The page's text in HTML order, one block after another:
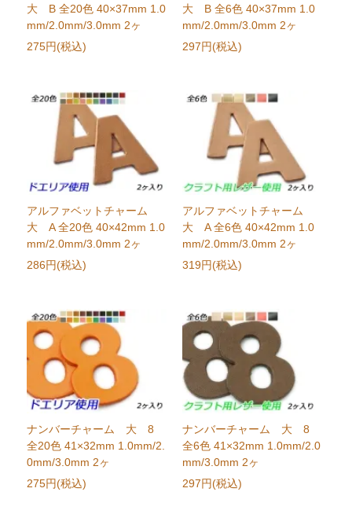
大 B 全20色 40×37mm 1.0
mm/2.0mm/3.0mm 2ヶ
275円(税込)
大 B 全6色 40×37mm 1.0
mm/2.0mm/3.0mm 2ヶ
297円(税込)
アルファベットチャーム
大 A 全20色 40×42mm 1.0
mm/2.0mm/3.0mm 2ヶ
286円(税込)
アルファベットチャーム
大 A 全6色 40×42mm 1.0
mm/2.0mm/3.0mm 2ヶ
319円(税込)
ナンバーチャーム 大 8
全20色 41×32mm 1.0mm/2.
0mm/3.0mm 2ヶ
275円(税込)
ナンバーチャーム 大 8
全6色 41×32mm 1.0mm/2.0
mm/3.0mm 2ヶ
297円(税込)